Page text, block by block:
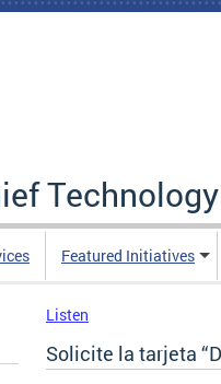
Featured Initiatives
Listen
Solicite la tarjeta